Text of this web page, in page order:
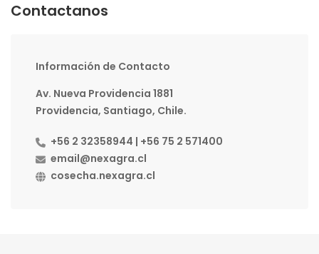
Contactanos
Información de Contacto
Av. Nueva Providencia 1881
Providencia, Santiago, Chile.
+56 2 32358944 | +56 75 2 571400
email@nexagra.cl
cosecha.nexagra.cl